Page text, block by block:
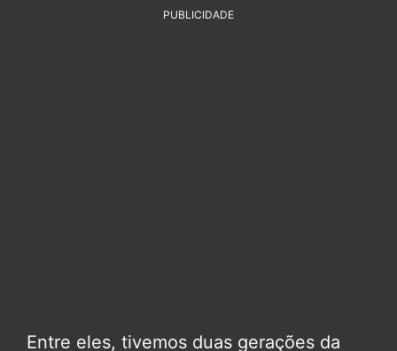
PUBLICIDADE
Entre eles, tivemos duas gerações da